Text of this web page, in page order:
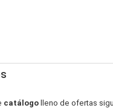
catálogo lleno de ofertas